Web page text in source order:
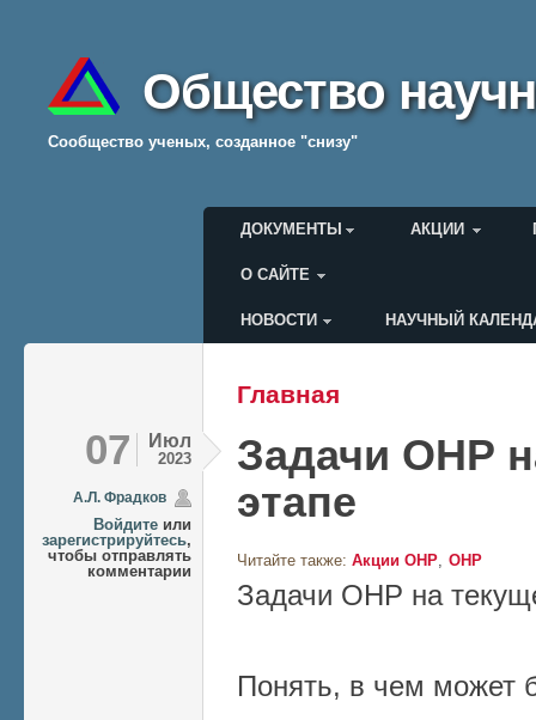
Общество
Cообщество ученых, созданное "снизу"
Главное меню
ДОКУМЕНТЫ АКЦИИ
О САЙТЕ
Меню пользователя
НОВОСТИ НАУЧНЫЙ
Вы здесь
Главная
07 Июл
2023
А.Л. Фрадков
Войдите или
зарегистрируйтесь,
чтобы отправлять
комментарии
Задачи ОНР
этапе
Читайте также: Акции ОНР ОНР
Задачи ОНР на
Понять, в чем может